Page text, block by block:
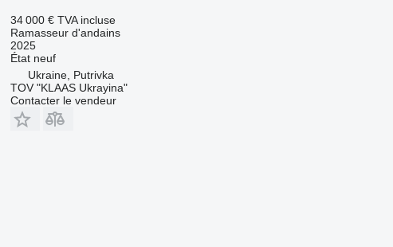
34 000 € TVA incluse
Ramasseur d'andains
2025
Étatneuf
Ukraine, Putrivka
TOV "KLAAS Ukrayina"
Contacter le vendeur